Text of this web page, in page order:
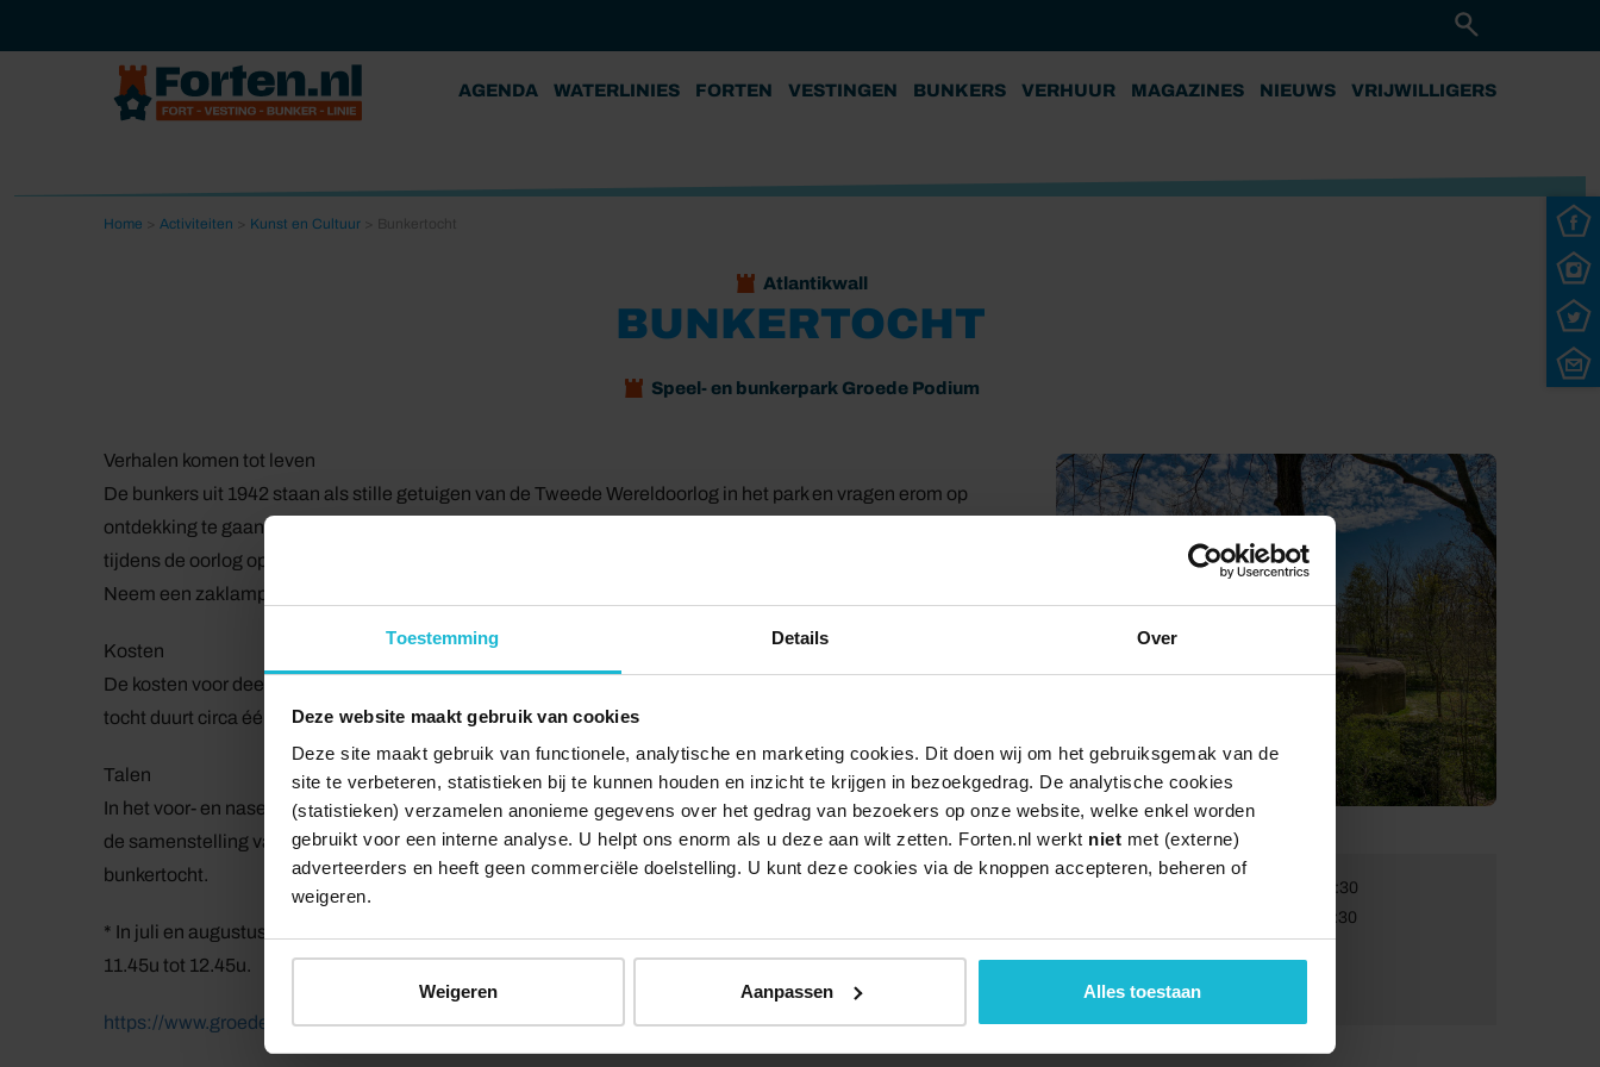
Toestemming Details Over
Deze website maakt gebruik van cookies
Deze site maakt gebruik van functionele, analytische en marketing cookies. Dit doen wij om het gebruiksgemak van de
site te verbeteren, statistieken bij te kunnen houden en inzicht te krijgen in bezoekgedrag. De analytische cookies
(statistieken) verzamelen anonieme gegevens over het gedrag van bezoekers op onze website, welke enkel worden
gebruikt voor een interne analyse. U helpt ons enorm als u deze aan wilt zetten. Forten.nl werkt niet met (externe)
adverteerders en heeft geen commerciële doelstelling. U kunt deze cookies via de knoppen accepteren, beheren of
weigeren.
Weigeren Aanpassen Alles toestaan
AGENDA WATERLINIES FORTEN VESTINGEN BUNKERS VERHUUR MAGAZINES NIEUWS VRIJWILLIGERS
Home Activiteiten Kunst en Cultuur
Atlantikwall
BUNKERTOCHT
Speel- en bunkerpark Groede Podium
Verhalen komen tot leven
De bunkers uit 1942 staan als stille getuigen van de Tweede Wereldoorlog in het park en vragen erom op
ontdekking te gaan. Tijdens de Bunkertocht van circa één uur vertelt onze gids hoe 250 Duitse militairen
tijdens de oorlog op deze plek hebben gewerkt en geleefd. Een aantal bunkers zijn van binnen te bewonderen.
Neem een zaklampje mee, want dat maakt de ontdekkingstocht compleet!
Kosten
De kosten voor deelname bedragen € 4,50 p.p. voor kinderen tot 13 jaar en € 7,50 p.p. voor 13 jaar en ouder. De
tocht duurt circa één uur. Let op: vol = vol.
Talen
In het voor- en naseizoen verzorgt de gids de bunkertocht in het Nederlands en past zich eventueel aan naar
de samenstelling van de groep. In juli en augustus is er zowel een Nederlandstalige als Duitstalige
bunkertocht.
* In juli en augustus is er een Nederlandstalige rondleiding van 10.30u tot 11.30u en een Duitstalige van
11.45u tot 12.45u.
https://www.groedepodium.nl/bunkertocht
22-10-2026 10:30
22-10-2026 11:30
Volwassenen:
€ 7,50
Kinderen: